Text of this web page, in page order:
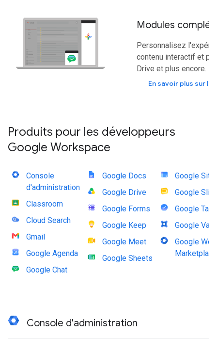
Modules
Personnalisez
contenu interactif et
Drive et plus encore.
En savoir plus sur
Produits pour les développeurs
Google Workspace
Console
d'administration
Classroom
Cloud Search
Gmail
Google Agenda
Google Chat
Google Docs
Google Drive
Google Forms
Google Keep
Google Meet
Google Sheets
Google
Google
Google
Google
Google
Marketplace
Console d'administration